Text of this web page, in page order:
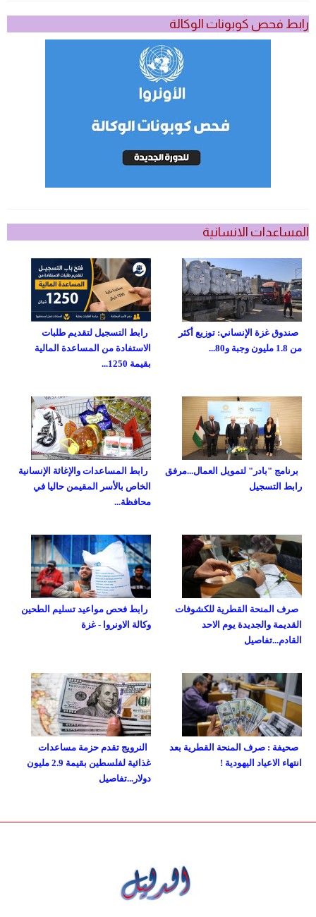
رابط فحص كوبونات الوكالة
المساعدات الانسانية
رابط التسجيل لتقديم طلبات
الاستفادة من المساعدة المالية
بقيمة 1250...
صندوق غزة الإنساني: توزيع أكثر
من 1.8 مليون وجبة و80...
رابط المساعدات والإغاثة الإنسانية
الخاص بالأسر المقيمن حاليا في
محافظة...
برنامج "بادر" لتمويل العمال...مرفق
رابط التسجيل
رابط فحص مواعيد تسليم الطحين
وكالة الاونروا - غزة
صرف المنحة القطرية للكشوفات
القديمة والجديدة يوم الاحد
القادم...تفاصيل
النرويج تقدم حزمة مساعدات
غذائية لفلسطين بقيمة 2.9 مليون
دولار...تفاصيل
صحيفة : صرف المنحة القطرية بعد
انتهاء الاعياد اليهودية !